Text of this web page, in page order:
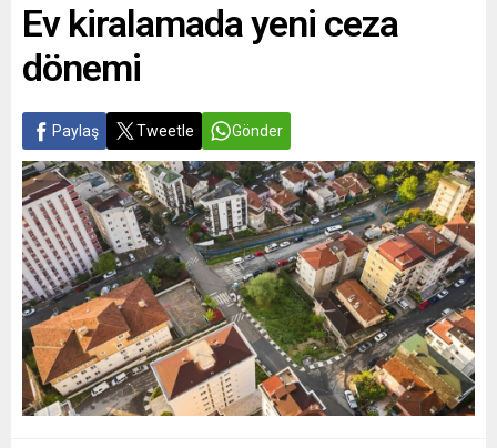
Ev kiralamada yeni ceza
dönemi
Paylaş Tweetle Gönder